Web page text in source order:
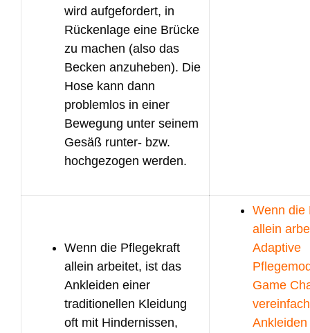
wird aufgefordert, in
Rückenlage eine Brücke
zu machen (also das
Becken anzuheben). Die
Hose kann dann
problemlos in einer
Bewegung unter seinem
Gesäß runter- bzw.
hochgezogen werden.
Wenn die Pflegekraft
allein arbeitet, ist das
Ankleiden einer
traditionellen Kleidung
oft mit Hindernissen,
Wenn die
allein
Adaptive
Game